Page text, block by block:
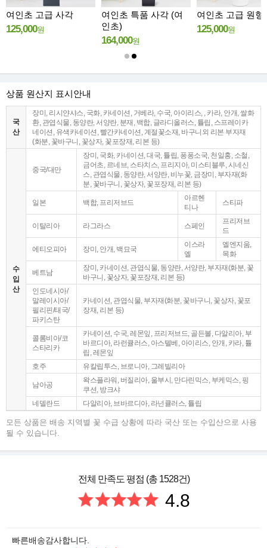
초 고급 사각
원
여인초 특품 사각 (여
인초)
164,000원
여인초 고급 원형
125,000원
상품 원산지 표시안내
국
산
장미, 리시얀샤스, 국화, 카네이션, 거베라, 수국, 아이리스, , 카라, 안개, 쌀화
환, 관엽식물, 동양란, 서양란, 분재, 백합, 글라디올러스, 튤립, 스프레이카
네이션, 유색카네이션, 빨간카네이션, 계절꽃소재, 바구니외 리본 부자재
(화분, 꽃바구니, 꽃상자, 꽃포장재, 리본 등)
수
입
산
중국/대만
장미, 국화, 카네이션, 대국, 튤립, 퐁퐁소국, 천일홍, 소철,
금어초, 르네브, 스타치스, 프리지아, 미스티블루, 시네신
스, 관엽식물, 동양란, 서양란, 비누꽃, 금장미, 부자재(화
분, 꽃바구니, 꽃상자, 꽃포장재, 리본 등)
일본 백합, 프리저브드
아르헨
티나
스티파
이탈리아 라그라스 스페인
프리저브
드
에티오피아 장미, 안개, 백묘국
이스라
엘
엘엔지움,
목화
베트남
장미, 카네이션, 관엽식물, 동양란, 서양란, 부자재(화분, 꽃
바구니, 꽃상자, 꽃포장재, 리본 등)
인도네시아/
말레이시아/
필리핀/태국/
파키스탄
카네이션, 관엽식물, 부자재(화분, 꽃바구니, 꽃상자, 꽃포
장재, 리본 등)
콜롬비아/코
스타리카
카네이션, 수국, 레몬잎, 프리저브드, 골든볼, 다알리아, 부
바르디아, 라런큘러스, 아스텔베, 아이리스, 안개, 카라, 튤
립, 레몬잎
호주
유칼립투스, 브로니아, 그레빌리아
남아공
왁스플라워, 버질리아, 울부시, 만다린믹스, 부케믹스, 핑
쿠션, 방크샤
네델란드
다알리아, 브바르디아, 라넌큘러스, 튤립
모든 상품은 배송 지역별 꽃 수급 상황에 따라 국산 또는 수입산으로 사용
될 수 있습니다.
전체 만족도 평점 (총 1528건)
4.8
빠른배송감사합니다.